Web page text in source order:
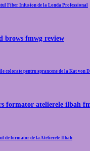
Fiber Infusion de la Londa Professional
colorate pentru sprancene de la Kat von D
de formator de la Atelierele Ilbah